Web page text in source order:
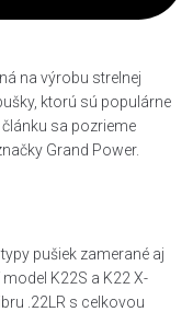
na výrobu strelnej
ktorú sú populárne
sa pozrieme
Grand Power.
pušiek zamerané aj
K22S a K22 X-
.22LR s celkovou